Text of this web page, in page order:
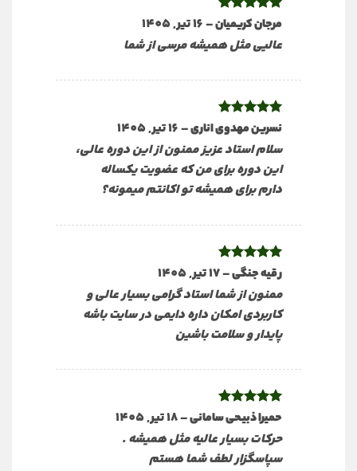
نمره5از
مرجان کریمیان–16 تیر, 1405
عالیی مثل همیشه مرسی از شما
نمره5از
نسرین مهدوی اناری–16 تیر, 1405
سلام استاد عزیز ممنون از این دوره عالی،
این دوره برای من که عضویت یکساله
دارم برای همیشه تو اکانتم میمونه؟
نمره5از
5
رقیه جنگی–17 تیر, 1405
ممنون از شما استاد گرامی بسیار عالی و
کاربردی امکان داره دایمی در سایت باشه
پایدار و سلامت باشین
نمره5از
حمیرا ذبیحی سامانی–18 تیر, 1405
حرکات بسیار عالیه مثل همیشه .
سپاسگزار لطف شما هستم